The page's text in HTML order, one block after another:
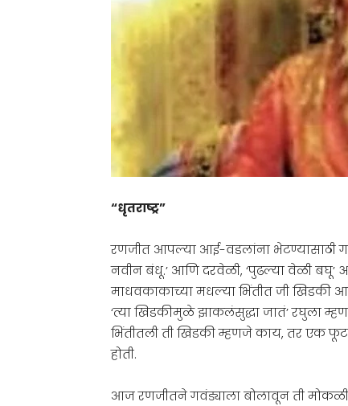
“धृतराष्ट्र”
रणजीत आपल्या आई-वडलांना भेटण्यासाठी
नवीन बंधू.’ आणि दरवेळी, ‘पुढल्या वेळी
माधवकाकाच्या मधल्या भिंतीत जी खिडकी
‘त्या खिडकीमुळे झाकलंसुद्धा जातं’ रघुला
भिंतीतली ती खिडकी म्हणजे काय, तर एक
होती.
आज रणजीतने गवंड्याला बोलावून ती मोकळी